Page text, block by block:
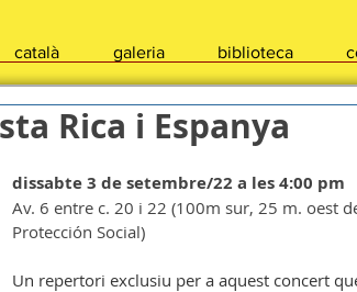
català galeria biblioteca
Rica i Espanya
dissabte 3 de setembre/22 a les 4:00 pm
Av. 6 entre c. 20 i 22 (100m sur, 25 m. oest
Protección Social)
Un repertori exclusiu per a aquest concert